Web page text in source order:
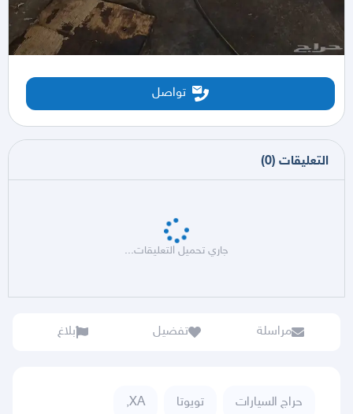
تواصل
التعليقات (
0
)
جاري تحميل التعليقات...
مراسلة تفضيل بلاغ
حراج السيارات تويوتا XA,